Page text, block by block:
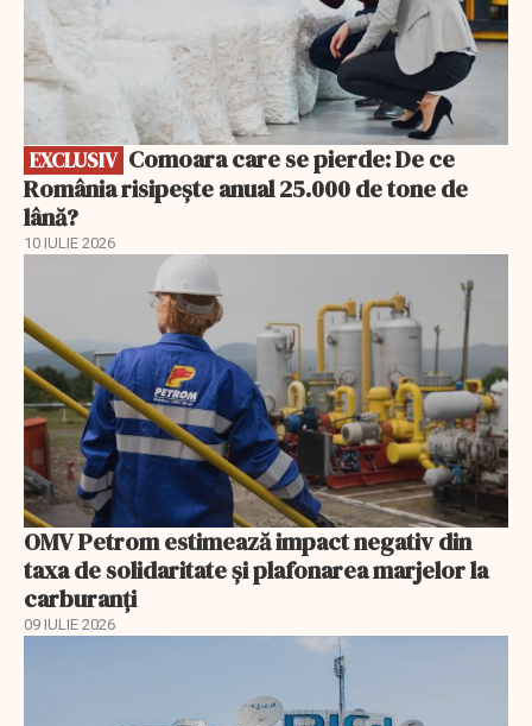
EXCLUSIV
România risipește anual 25.000 de tone de
lână?
10 IULIE 2026
OMV Petrom estimează impact negativ din
taxa de solidaritate și plafonarea marjelor la
carburanți
09 IULIE 2026